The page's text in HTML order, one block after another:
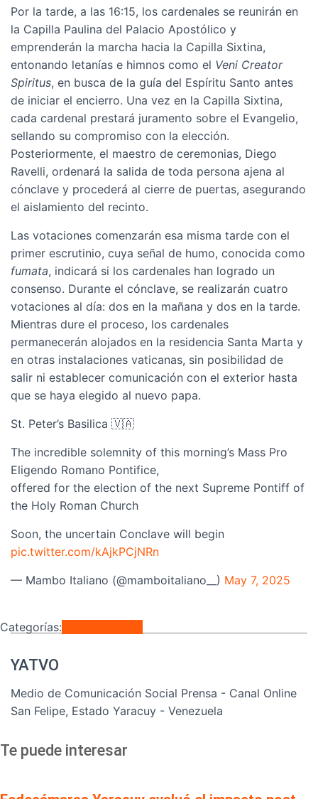
Por la tarde, a las 16:15, los cardenales se reunirán en
la Capilla Paulina del Palacio Apostólico y
emprenderán la marcha hacia la Capilla Sixtina,
entonando letanías e himnos como el Veni Creator
Spiritus, en busca de la guía del Espíritu Santo antes
de iniciar el encierro. Una vez en la Capilla Sixtina,
cada cardenal prestará juramento sobre el Evangelio,
sellando su compromiso con la elección.
Posteriormente, el maestro de ceremonias, Diego
Ravelli, ordenará la salida de toda persona ajena al
cónclave y procederá al cierre de puertas, asegurando
el aislamiento del recinto.
Las votaciones comenzarán esa misma tarde con el
primer escrutinio, cuya señal de humo, conocida como
fumata, indicará si los cardenales han logrado un
consenso. Durante el cónclave, se realizarán cuatro
votaciones al día: dos en la mañana y dos en la tarde.
Mientras dure el proceso, los cardenales
permanecerán alojados en la residencia Santa Marta y
en otras instalaciones vaticanas, sin posibilidad de
salir ni establecer comunicación con el exterior hasta
que se haya elegido al nuevo papa.
St. Peter’s Basilica 🇻🇦
The incredible solemnity of this morning’s Mass Pro
Eligendo Romano Pontifice,
offered for the election of the next Supreme Pontiff of
the Holy Roman Church
Soon, the uncertain Conclave will begin
pic.twitter.com/kAjkPCjNRn
— Mambo Italiano (@mamboitaliano__) May 7, 2025
Categorías:
YATVO
Medio de Comunicación Social Prensa - Canal Online
San Felipe, Estado Yaracuy - Venezuela
Te puede interesar